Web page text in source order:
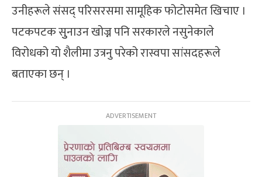
उनीहरूले संसद् परिसरसमा सामूहिक फोटोसमेत खिचाए ।
पटकपटक सुुनाउन खोज्न पनि सरकारले नसुनेकाले
विरोधको यो शैलीमा उत्रनु परेको रास्वपा सांसदहरूले
बताएका छन् ।